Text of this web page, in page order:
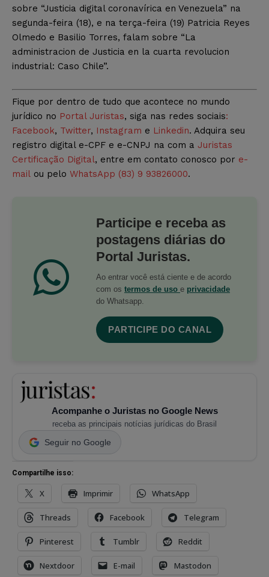
sobre “Justicia digital coronavírica en Venezuela” na
segunda-feira (18), e na terça-feira (19) Patricia Reyes
Olmedo e Basilio Torres, falam sobre “La
administracion de Justicia en la cuarta revolucion
industrial: Caso Chile”.
Fique por dentro de tudo que acontece no mundo
jurídico no Portal Juristas, siga nas redes sociais:
Facebook, Twitter, Instagram e Linkedin. Adquira seu
registro digital e-CPF e e-CNPJ na com a Juristas
Certificação Digital, entre em contato conosco por e-
mail ou pelo WhatsApp (83) 9 93826000.
Participe e receba as
postagens diárias do
Portal Juristas.
Ao entrar você está ciente e de acordo
com os termos de uso e privacidade
do Whatsapp.
PARTICIPE DO CANAL
Acompanhe o Juristas no Google News
receba as principais notícias jurídicas do Brasil
Seguir no Google
Compartilhe isso:
X Imprimir WhatsApp
Threads Facebook Telegram
Pinterest Tumblr Reddit
Nextdoor E-mail Mastodon